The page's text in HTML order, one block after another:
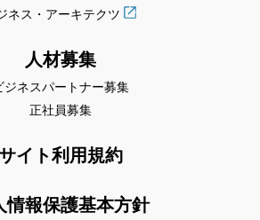
ネス・アーキテクツ
人材募集
ジネスパートナー募集
正社員募集
イト利用規約
情報保護基本方針